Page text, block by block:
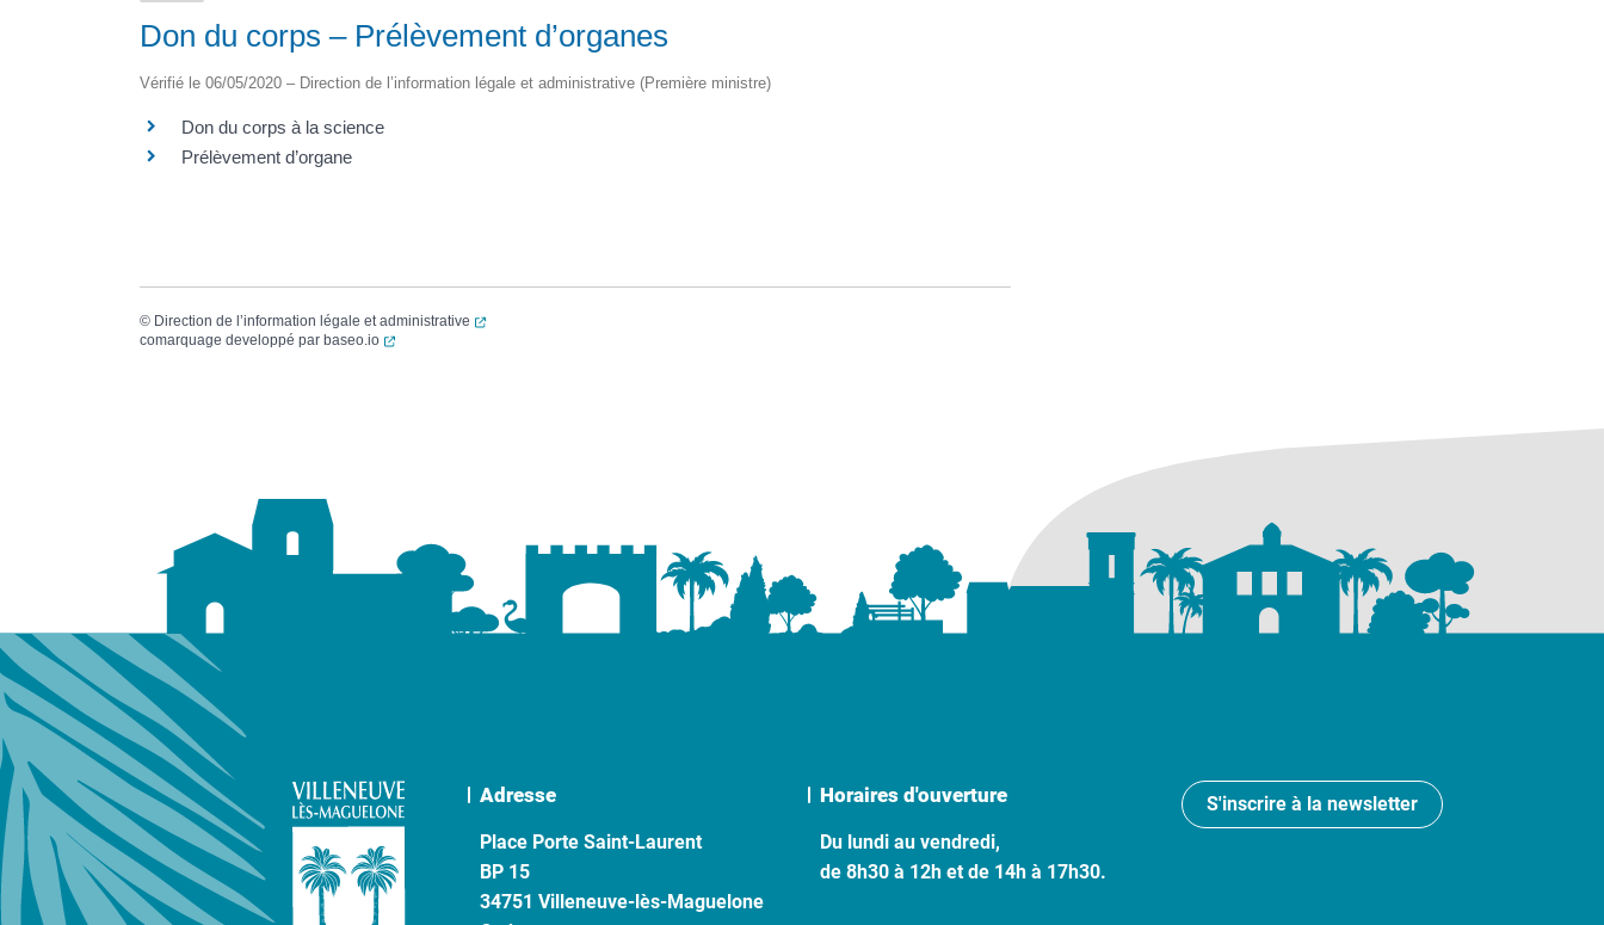
Don du corps – Prélèvement d’organes
Vérifié le 06/05/2020 – Direction de l’information légale et administrative (Première ministre)
Don du corps à la science
Prélèvement d’organe
© Direction de l’information légale et administrative
(ouverture dans un nouvel onglet)
comarquage developpé par baseo.io (ouverture dans un nouvel onglet)
Adresse
Place Porte Saint-Laurent
BP 15
34751 Villeneuve-lès-Maguelone
Horaires d'ouverture
Du lundi au vendredi,
de 8h30 à 12h et de 14h à 17h30.
S'inscrire à la newsletter